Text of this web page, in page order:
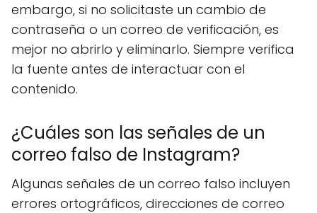
embargo, si no solicitaste un cambio de
contraseña o un correo de verificación, es
mejor no abrirlo y eliminarlo. Siempre verifica
la fuente antes de interactuar con el
contenido.
¿Cuáles son las señales de un
correo falso de Instagram?
Algunas señales de un correo falso incluyen
errores ortográficos, direcciones de correo